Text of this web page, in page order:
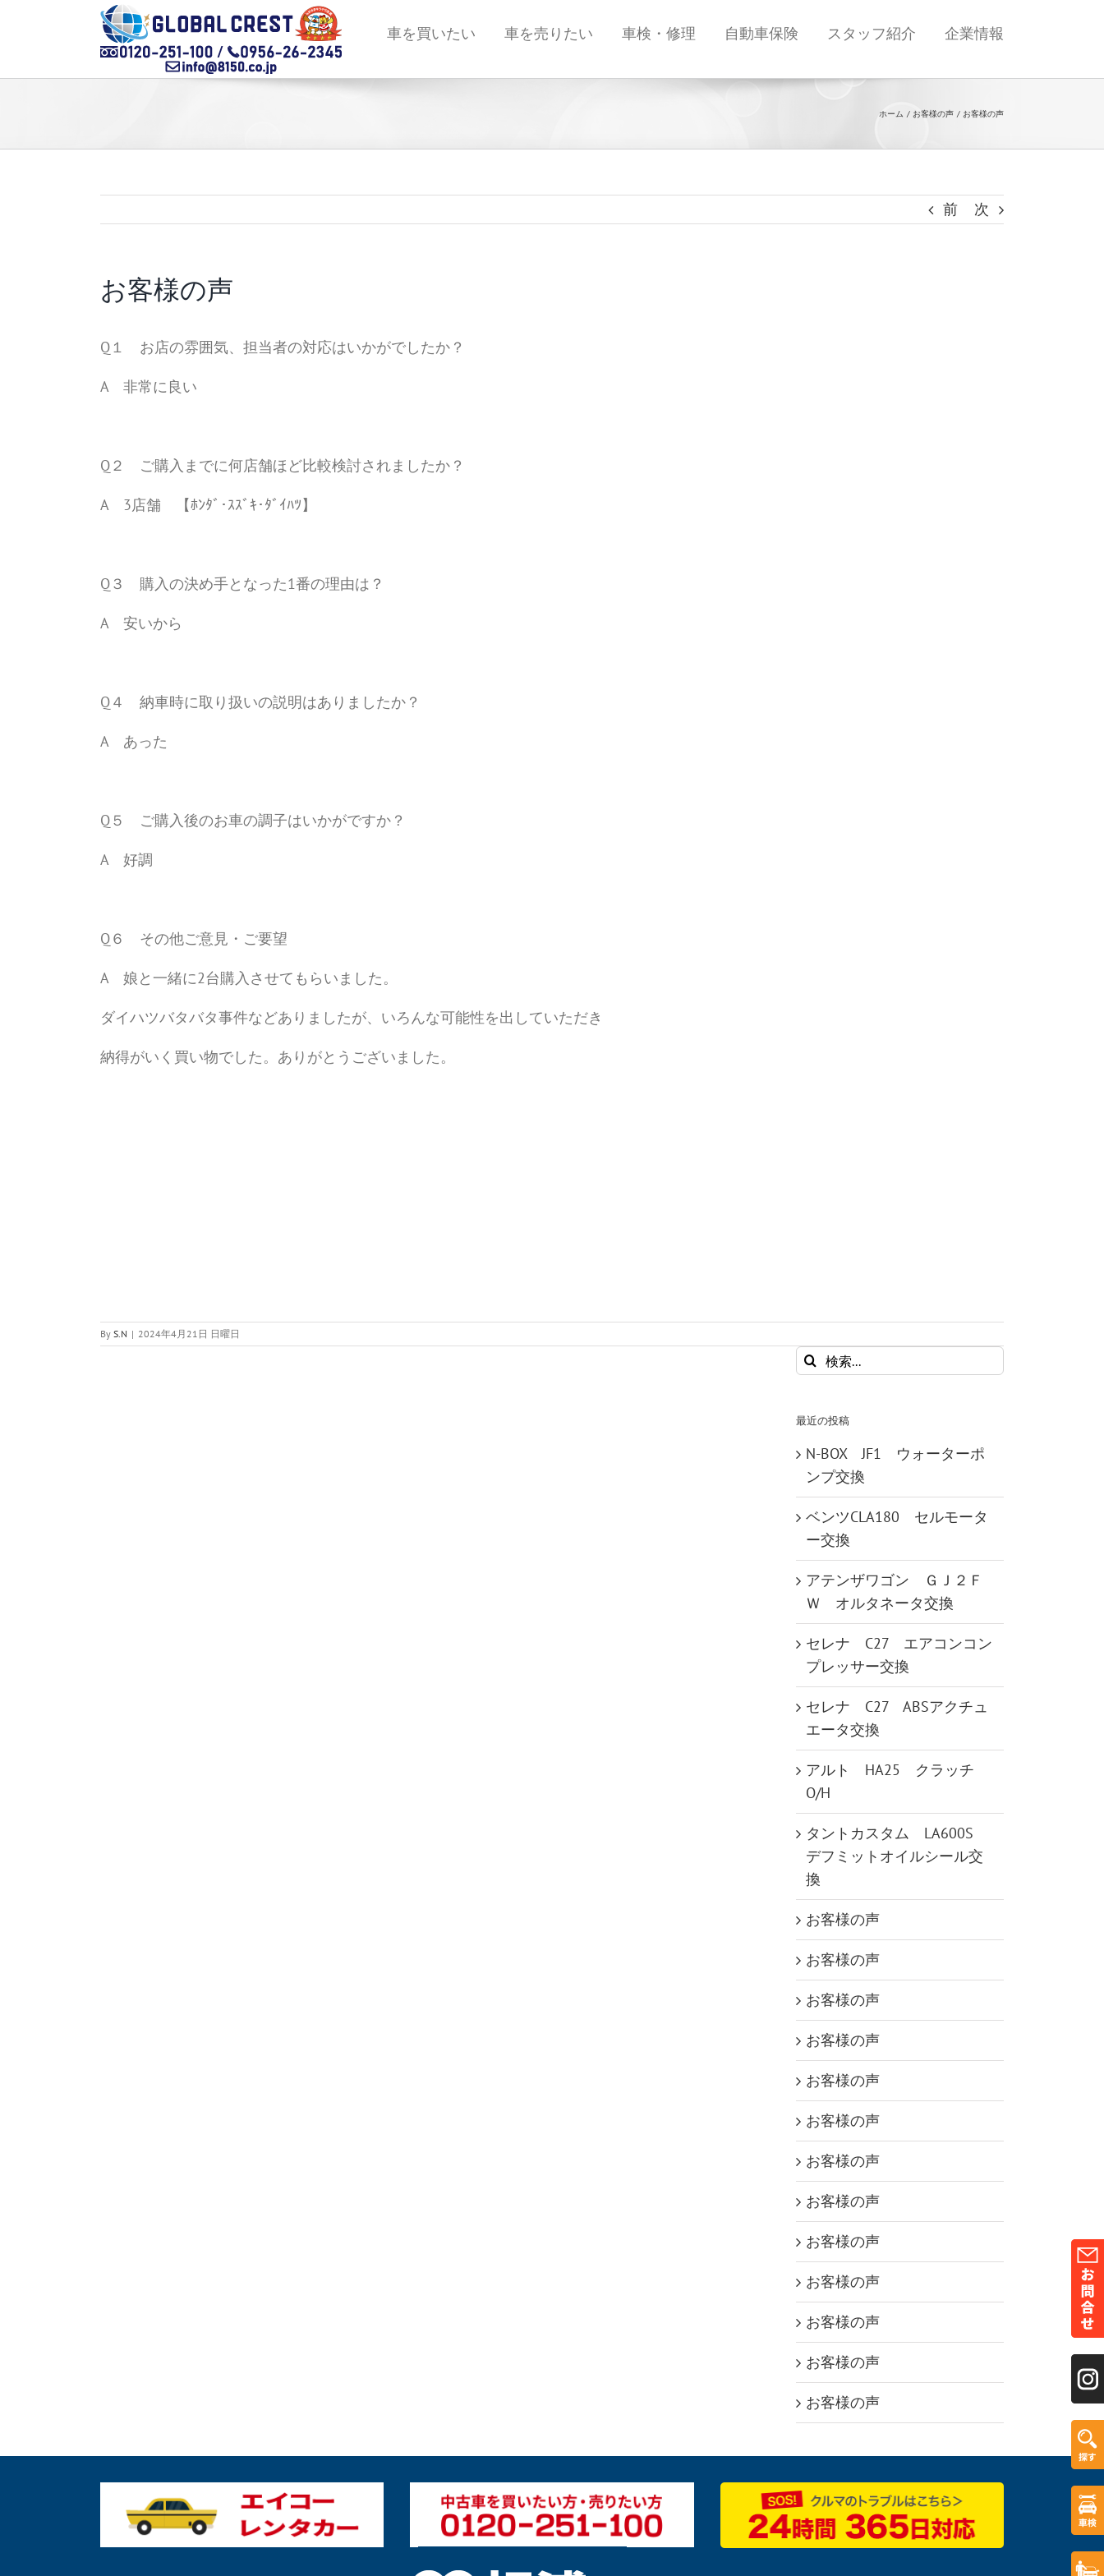
車を買いたい 車を売りたい 車検・修理 自動車保険 スタッフ紹介 企業情報
ホーム お客様の声 お客様の声
前 次
お客様の声
Q１ お店の雰囲気、担当者の対応はいかがでしたか？
A 非常に良い
Q２ ご購入までに何店舗ほど比較検討されましたか？
A 3店舗 【ﾎﾝﾀﾞ･ｽｽﾞｷ･ﾀﾞｲﾊﾂ】
Q３ 購入の決め手となった1番の理由は？
A 安いから
Q４ 納車時に取り扱いの説明はありましたか？
A あった
Q５ ご購入後のお車の調子はいかがですか？
A 好調
Q６ その他ご意見・ご要望
A 娘と一緒に2台購入させてもらいました。
ダイハツバタバタ事件などありましたが、いろんな可能性を出していただき
納得がいく買い物でした。ありがとうございました。
By S.N | 2024年4月21日 日曜日
検
索
最近の投稿
N-BOX JF1 ウォーターポ
ンプ交換
ベンツCLA180 セルモータ
ー交換
アテンザワゴン ＧＪ２Ｆ
Ｗ オルタネータ交換
セレナ C27 エアコンコン
プレッサー交換
セレナ C27 ABSアクチュ
エータ交換
アルト HA25 クラッチ
O/H
タントカスタム LA600S
デフミットオイルシール交
換
お客様の声
お客様の声
お客様の声
お客様の声
お客様の声
お客様の声
お客様の声
お客様の声
お客様の声
お客様の声
お客様の声
お客様の声
お客様の声